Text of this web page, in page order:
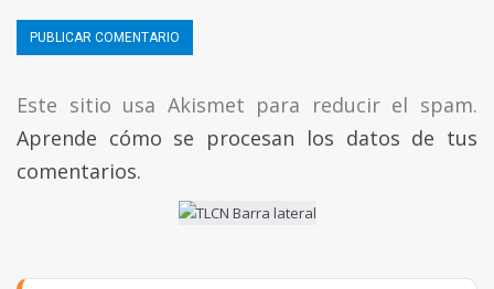
Este sitio usa Akismet para reducir el spam.
Aprende cómo se procesan los datos de tus
comentarios.